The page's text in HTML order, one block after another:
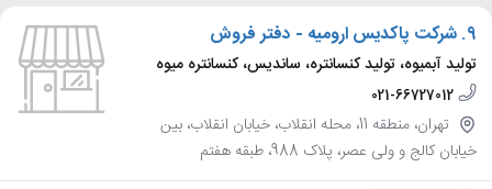
9. شرکت پاکدیس ارومیه - دفتر فروش
تولید آبمیوه، تولید کنسانتره، ساندیس، کنسانتره میوه
021-66727012
تهران، منطقه 11، محله انقلاب، خیابان انقلاب، بین
خیابان کالج و ولی عصر، پلاک 988، طبقه هفتم